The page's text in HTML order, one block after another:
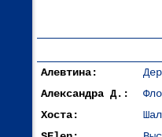
Алевтина:
Александра Д.:
Хоста: